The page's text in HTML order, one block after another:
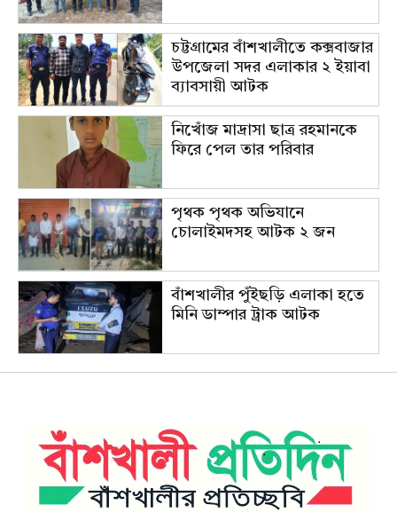
চট্টগ্রামের বাঁশখালীতে কক্সবাজার
উপজেলা সদর এলাকার ২ ইয়াবা
ব্যাবসায়ী আটক
নিখোঁজ মাদ্রাসা ছাত্র রহমানকে
ফিরে পেল তার পরিবার
পৃথক পৃথক অভিযানে
চোলাইমদসহ আটক ২ জন
বাঁশখালীর পুঁইছড়ি এলাকা হতে
মিনি ডাম্পার ট্রাক আটক